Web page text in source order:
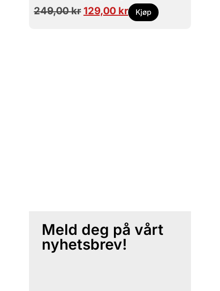
249,00kr 129,00 kr Kjøp
Meld deg på vårt
nyhetsbrev!